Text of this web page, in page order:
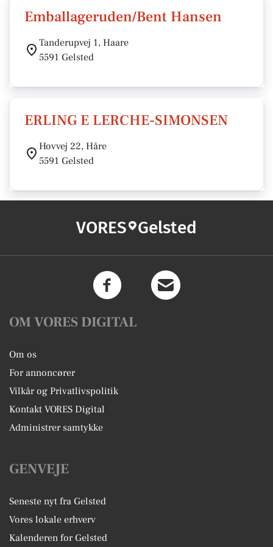
Emballageruden/Bent Hansen
Tanderupvej 1, Haare
5591 Gelsted
ERLING E LERCHE-SIMONSEN
Hovvej 22, Håre
5591 Gelsted
VORES Gelsted
OM VORES DIGITAL
Om os
For annoncører
Vilkår og Privatlivspolitik
Kontakt VORES Digital
Administrer samtykke
GENVEJE
Seneste nyt fra Gelsted
Vores lokale erhverv
Kalenderen for Gelsted